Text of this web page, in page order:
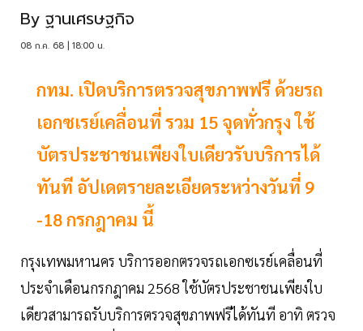
By ฐานเศรษฐกิจ
08 ก.ค. 68 | 18:00 น.
กทม. เปิดบริการตรวจสุขภาพฟรี ด้วยรถ
เอกซเรย์เคลื่อนที่ รวม 15 จุดทั่วกรุง ใช้
บัตรประชาชนเพียงใบเดียวรับบริการได้
ทันที อัปเดตรายละเอียดระหว่างวันที่ 9
-18 กรกฎาคม นี้
กรุงเทพมหานคร บริการออกตรวจรถเอกซเรย์เคลื่อนที่
ประจำเดือนกรกฎาคม 2568 ใช้บัตรประชาชนเพียงใบ
เดียวสามารถรับบริการตรวจสุขภาพฟรีได้ทันที อาทิ ตรวจ